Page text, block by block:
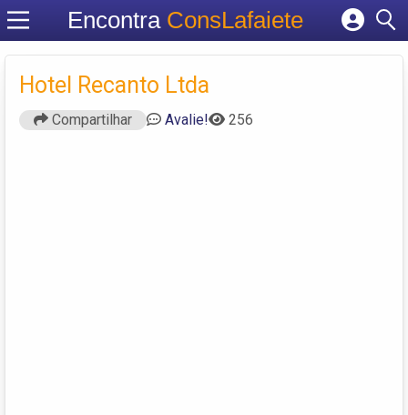
Encontra ConsLafaiete
Cadastrar empresa
Criar conta
Hotel Recanto Ltda
Compartilhar Avalie! 256